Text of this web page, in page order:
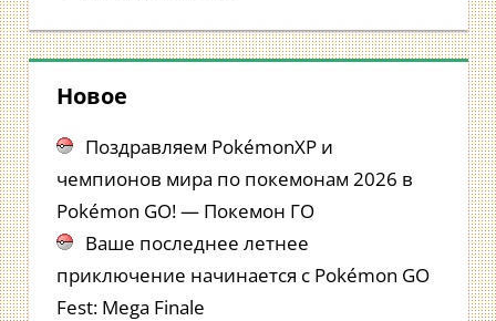
Новое
Поздравляем PokémonXP и
чемпионов мира по покемонам 2026 в
Pokémon GO! — Покемон ГО
Ваше последнее летнее
приключение начинается с Pokémon GO
Fest: Mega Finale